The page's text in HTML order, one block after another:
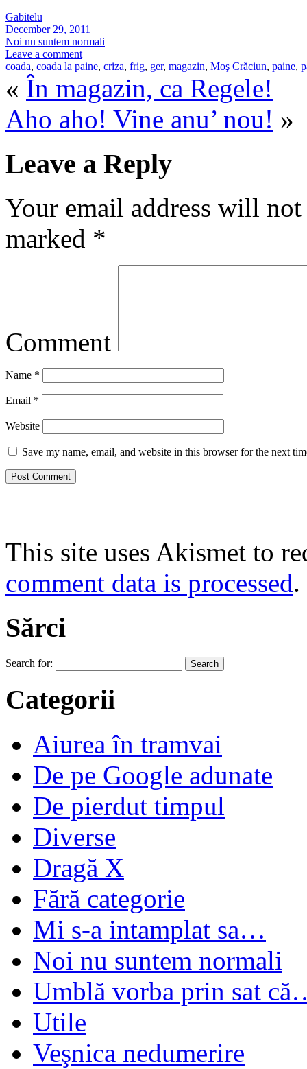
Gabitelu
December 29, 2011
Noi nu suntem normali
Leave a comment
coada, coada la paine, criza, frig, ger, magazin, Moş Crăciun, paine,
« În magazin, ca Regele!
Aho aho! Vine anu’ nou! »
Leave a Reply
Your email address will
marked *
Comment
Name *
Email *
Website
Save my name, email, and website in this browser for the next
This site uses Akismet to
comment data is processed.
Sărci
Search for:
Categorii
Aiurea în tramvai
De pe Google adunate
De pierdut timpul
Diverse
Dragă X
Fără categorie
Mi s-a intamplat sa…
Noi nu suntem normali
Umblă vorba prin sat
Utile
Veşnica nedumerire